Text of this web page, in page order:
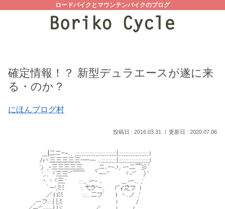
ロードバイクとマウンテンバイクのブログ
確定情報！？ 新型デュラエースが遂に来
る・のか？
にほんブログ村
2016.03.31 2020.07.06